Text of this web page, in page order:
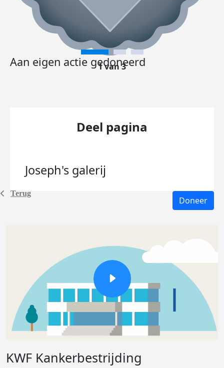
Terug
Aan eigen actie gedoneerd
1 van 3
Deel pagina
Joseph's galerij
Doneer
KWF Kankerbestrijding